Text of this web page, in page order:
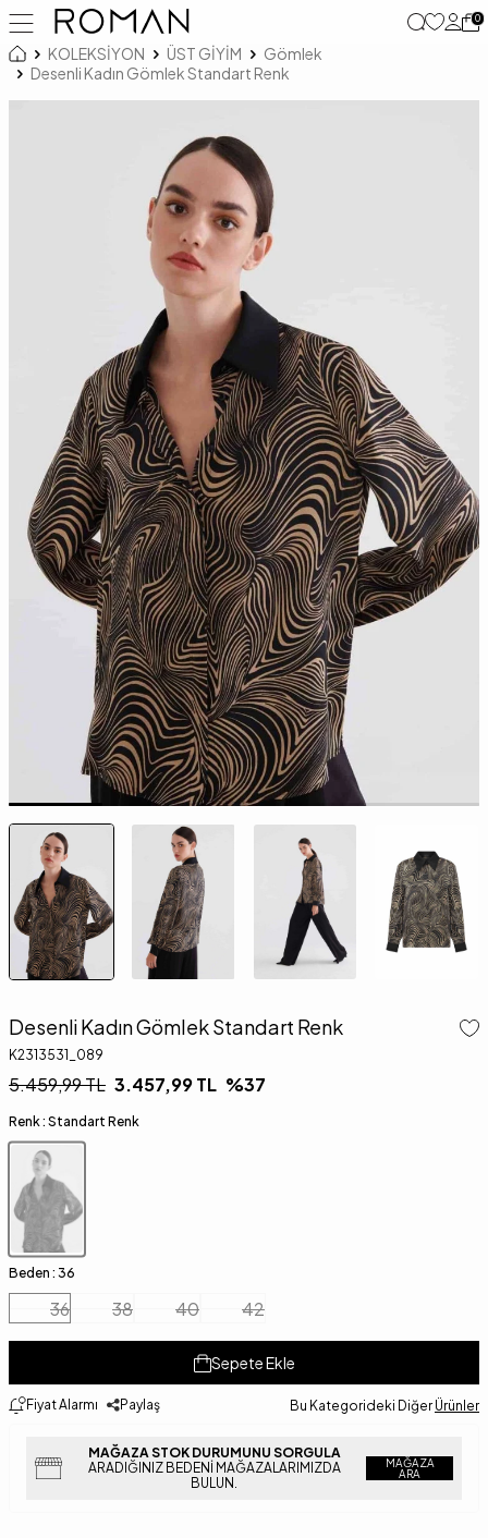
0
KOLEKSİYON ÜST GİYİM
Gömlek
Desenli Kadın Gömlek Standart Renk
Desenli Kadın Gömlek Standart Renk
K2313531_089
5.459,99TL 3.457,99TL %37
Renk : Standart Renk
Beden : 36
36 38 40 42
Sepete Ekle
Fiyat Alarmı Paylaş Bu Kategorideki Diğer Ürünler
MAĞAZA STOK DURUMUNU SORGULA
ARADIĞINIZ BEDENI MAĞAZALARIMIZDA
BULUN.
MAĞAZA
ARA